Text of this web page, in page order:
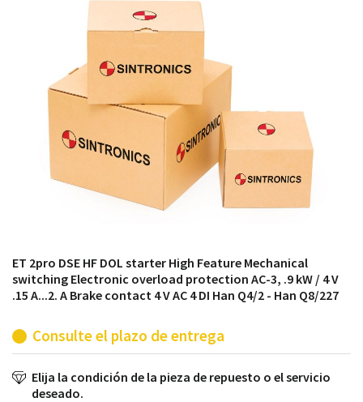
módulos antiguos a un alto nivel técnico o sustitución
de módulos descontinuados por módulos del propio
ET 2pro DSE HF DOL starter High Feature Mechanical
switching Electronic overload protection AC-3, .9 kW / 4 V
.15 A...2. A Brake contact 4 V AC 4 DI Han Q4/2 - Han Q8/227
Consulte el plazo de entrega
Elija la condición de la pieza de repuesto o el servicio
deseado.